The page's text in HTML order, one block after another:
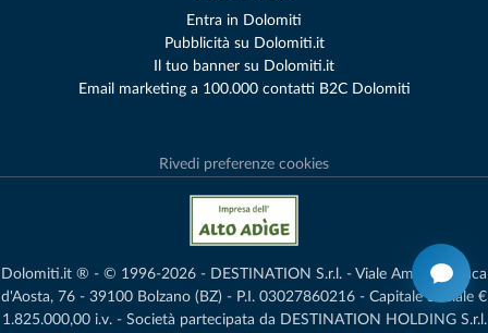
Entra in Dolomiti
Pubblicità su Dolomiti.it
Il tuo banner su Dolomiti.it
Email marketing a 100.000 contatti B2C Dolomiti
Rivedi preferenze cookies
Dolomiti.it ® - © 1996-2026 - DESTINATION S.r.l. - Viale Amedeo Duca
d'Aosta, 76 - 39100 Bolzano (BZ) - P.I. 03027860216 - Capitale Sociale €
1.825.000,00 i.v. - Società partecipata da DESTINATION HOLDING S.r.l.